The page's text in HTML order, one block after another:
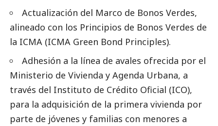
Actualización del Marco de Bonos Verdes,
alineado con los Principios de Bonos Verdes de
la ICMA (ICMA Green Bond Principles).
Adhesión a la línea de avales ofrecida por el
Ministerio de Vivienda y Agenda Urbana, a
través del Instituto de Crédito Oficial (ICO),
para la adquisición de la primera vivienda por
parte de jóvenes y familias con menores a